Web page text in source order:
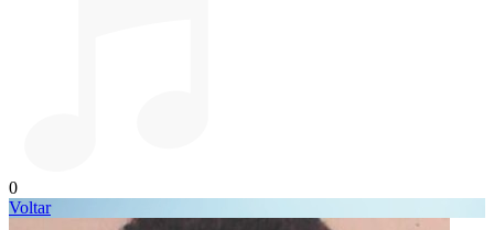
0
Voltar